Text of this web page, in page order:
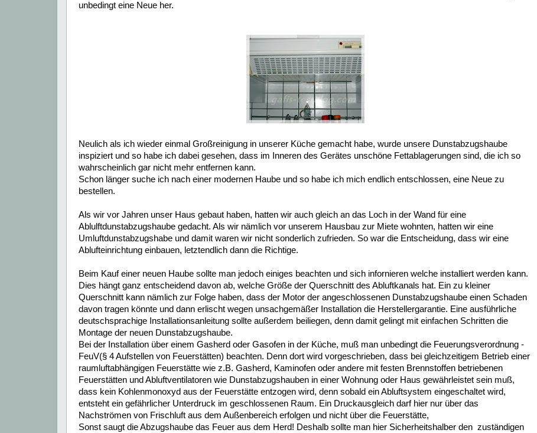
unbedingt eine Neue her.
Neulich als ich wieder einmal Großreinigung in unserer Küche gemacht habe, wurde unsere Dunstabzugshaube
inspiziert und so habe ich dabei gesehen, dass im Inneren des Gerätes unschöne Fettablagerungen sind, die ich so
wahrscheinlich gar nicht mehr entfernen kann.
Schon länger suche ich nach einer modernen Haube und so habe ich mich endlich entschlossen, eine Neue zu
bestellen.
Als wir vor Jahren unser Haus gebaut haben, hatten wir auch gleich an das Loch in der Wand für eine
Ablulftdunstabzugshaube gedacht. Als wir nämlich vor unserem Hausbau zur Miete wohnten, hatten wir eine
Umluftdunstabzugshabe und damit waren wir nicht sonderlich zufrieden. So war die Entscheidung, dass wir eine
Ablufteinrichtung einbauen, letztendlich dann die Richtige.
Beim Kauf einer neuen Haube sollte man jedoch einiges beachten und sich infornieren welche installiert werden kann.
Dies hängt ganz entscheidend davon ab, welche Größe der Querschnitt des Abluftkanals hat. Ein zu kleiner
Querschnitt kann nämlich zur Folge haben, dass der Motor der angeschlossenen Dunstabzugshaube einen Schaden
davon tragen könnte und dann erlischt wegen unsachgemäßer Installation die Herstellergarantie. Eine ausführliche
deutschsprachige Installationsanleitung sollte außerdem beiliegen, denn damit gelingt mit einfachen Schritten die
Montage der neuen Dunstabzugshaube.
Bei der Installation über einem Gasherd oder Gasofen in der Küche, muß man unbedingt die Feuerungsverordnung -
FeuV(§ 4 Aufstellen von Feuerstätten) beachten. Denn dort wird vorgeschrieben, dass bei gleichzeitigem Betrieb einer
raumluftabhängigen Feuerstätte wie z.B. Gasherd, Kaminofen oder andere mit festen Brennstoffen betriebenen
Feuerstätten und Abluftventilatoren wie Dunstabzugshauben in einer Wohnung oder Haus gewährleistet sein muß,
dass kein Kohlenmonoxyd aus der Feuerstätte entzogen wird, denn sobald ein Abluftsystem eingeschaltet wird,
entsteht ein gefährlicher Unterdruck im geschlossenen Raum. Ein Druckausgleich darf hier nur über das
Nachströmen von Frischluft aus dem Außenbereich erfolgen und nicht über die Feuerstätte,
Sonst saugt die Abzugshaube das Feuer aus dem Herd! Deshalb sollte man hier Sicherheitshalber den zuständigen